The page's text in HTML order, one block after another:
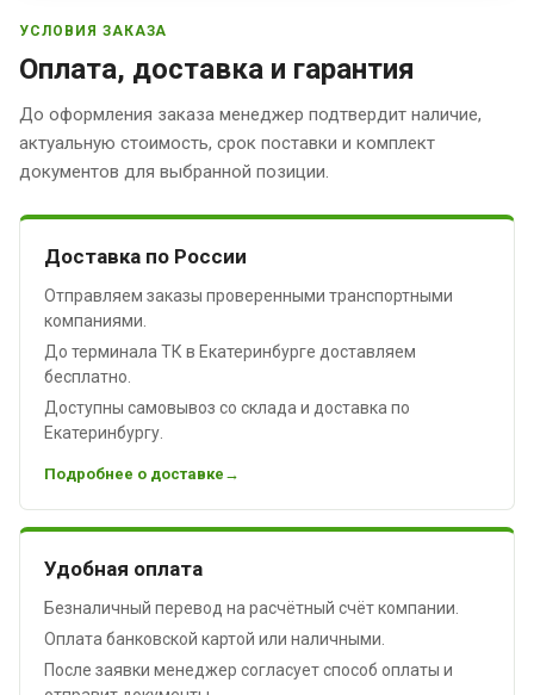
УСЛОВИЯ ЗАКАЗА
Оплата, доставка и гарантия
До оформления заказа менеджер подтвердит наличие,
актуальную стоимость, срок поставки и комплект
документов для выбранной позиции.
Доставка по России
Отправляем заказы проверенными транспортными
компаниями.
До терминала ТК в Екатеринбурге доставляем
бесплатно.
Доступны самовывоз со склада и доставка по
Екатеринбургу.
Подробнее о доставке
Удобная оплата
Безналичный перевод на расчётный счёт компании.
Оплата банковской картой или наличными.
После заявки менеджер согласует способ оплаты и